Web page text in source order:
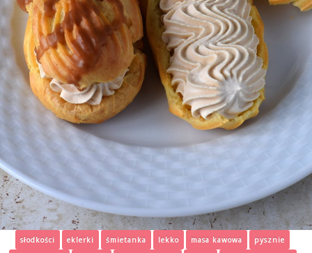
słodkości eklerki śmietanka lekko masa kawowa
pysznie